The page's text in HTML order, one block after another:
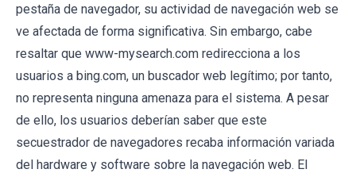
pestaña de navegador, su actividad de navegación web se
ve afectada de forma significativa. Sin embargo, cabe
resaltar que www-mysearch.com redirecciona a los
usuarios a bing.com, un buscador web legítimo; por tanto,
no representa ninguna amenaza para el sistema. A pesar
de ello, los usuarios deberían saber que este
secuestrador de navegadores recaba información variada
del hardware y software sobre la navegación web. El